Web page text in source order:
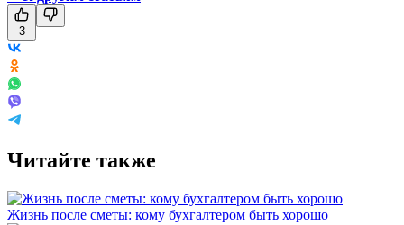
3
Читайте также
Жизнь после сметы: кому бухгалтером быть хорошо